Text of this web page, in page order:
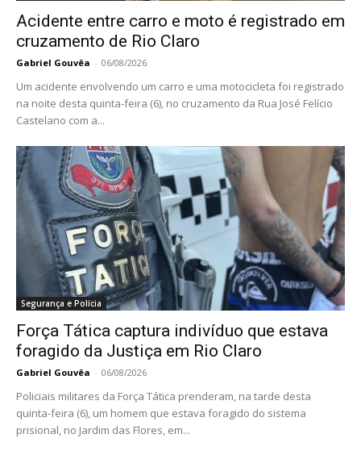
Acidente entre carro e moto é registrado em
cruzamento de Rio Claro
Gabriel Gouvêa - 06/08/2026
Um acidente envolvendo um carro e uma motocicleta foi registrado
na noite desta quinta-feira (6), no cruzamento da Rua José Felício
Castelano com a...
Segurança e Polícia
Força Tática captura indivíduo que estava
foragido da Justiça em Rio Claro
Gabriel Gouvêa - 06/08/2026
Policiais militares da Força Tática prenderam, na tarde desta
quinta-feira (6), um homem que estava foragido do sistema
prisional, no Jardim das Flores, em...